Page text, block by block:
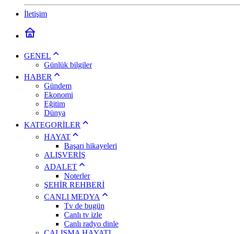
İletişim
GENEL
Günlük bilgiler
HABER
Gündem
Ekonomi
Eğitim
Dünya
KATEGORİLER
HAYAT
Başarı hikayeleri
ALIŞVERİŞ
ADALET
Noterler
ŞEHİR REHBERİ
CANLI MEDYA
Tv de bugün
Canlı tv izle
Canlı radyo dinle